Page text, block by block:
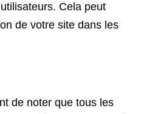
Cela peut
de votre site dans les
de noter que tous les